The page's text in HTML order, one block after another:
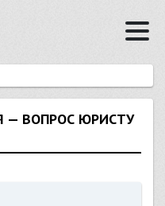
— ВОПРОС ЮРИСТУ